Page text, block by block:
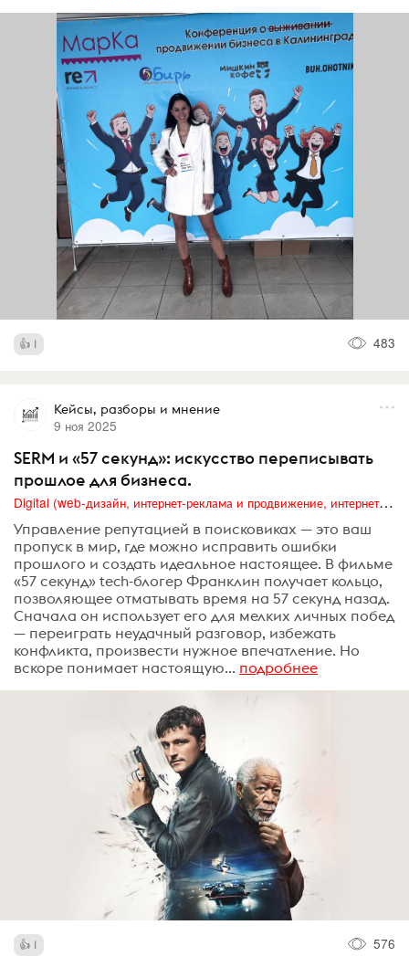
1 483
Кейсы, разборы и мнение
9 ноя 2025
SERM и «57 секунд»: искусство переписывать
прошлое для бизнеса.
Digital (web-дизайн, интернет-реклама и продвижение, интернет-сообщества и блоги, интернет-коммуникации, мобильный маркетинг, реклама на цифровых экранах)
Управление репутацией в поисковиках — это ваш
пропуск в мир, где можно исправить ошибки
прошлого и создать идеальное настоящее. В фильме
«57 секунд» tech-блогер Франклин получает кольцо,
позволяющее отматывать время на 57 секунд назад.
Сначала он использует его для мелких личных побед
— переиграть неудачный разговор, избежать
конфликта, произвести нужное впечатление. Но
вскоре понимает настоящую... подробнее
1 576